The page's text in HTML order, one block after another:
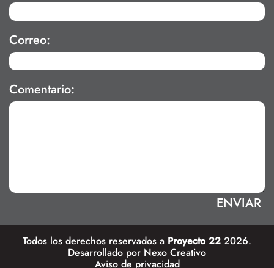
Correo:
Comentario:
Todos los derechos reservados a Proyecto 22 2026.
Desarrollado por Nexo Creativo
Aviso de privacidad